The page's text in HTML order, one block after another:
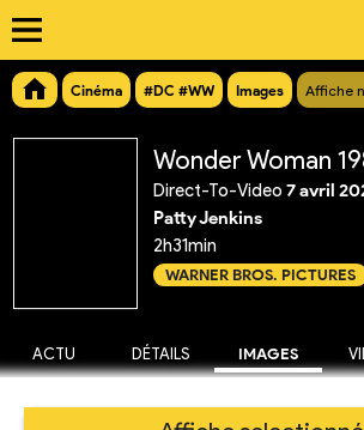
Cinéma #DC #WW Images Affiche
Wonder Woman
Direct-To-Video 7 avril
Patty Jenkins
2h31min
WARNER BROS. PICTURES
ACTU DÉTAILS IMAGES